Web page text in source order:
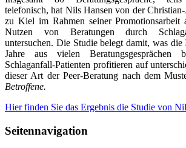
telefonisch, hat Nils Hansen von der
zu Kiel im Rahmen seiner Promotionsarbeit
Nutzen von Beratungen durch
untersuchen. Die Studie belegt damit, was die
Jahre aus vielen Beratungsgesprächen
Schlaganfall-Patienten profitieren auf
dieser Art der Peer-Beratung nach dem
Betroffene.
Hier finden Sie das Ergebnis die Studie von
Seitennavigation